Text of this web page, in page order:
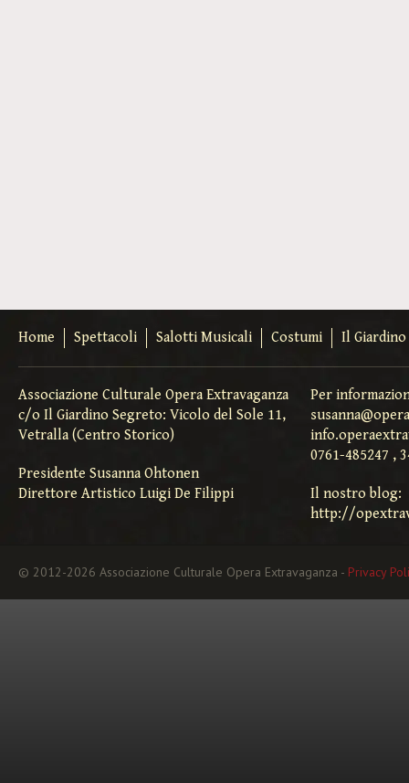
Home Spettacoli Salotti Musicali Costumi Il
Associazione Culturale Opera Extravaganza
c/o Il Giardino Segreto: Vicolo del Sole 11,
Vetralla (Centro Storico)
Presidente Susanna Ohtonen
Direttore Artistico Luigi De Filippi
Per
0761-485247 ,
Il nostro blog:
http://
© 2012-2026 Associazione Culturale Opera Extravaganza - Privacy